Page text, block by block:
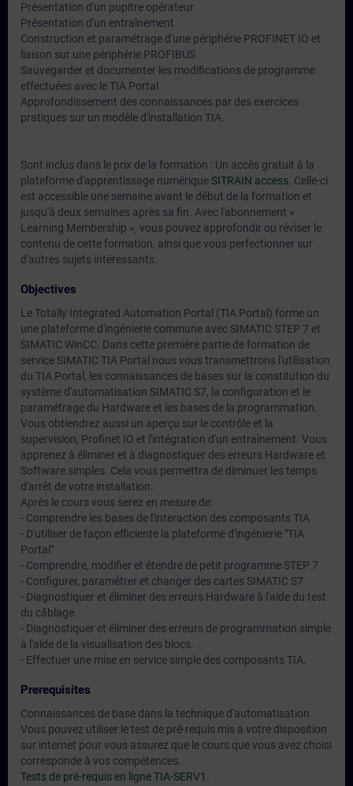
Présentation d'un pupitre opérateur
Présentation d'un entraînement
Construction et paramétrage d'une périphérie PROFINET IO et
liaison sur une périphérie PROFIBUS
Sauvegarder et documenter les modifications de programme
effectuées avec le TIA Portal
Approfondissement des connaissances par des exercices
pratiques sur un modèle d'installation TIA.
Sont inclus dans le prix de la formation : Un accès gratuit à la
plateforme d'apprentissage numériqueSITRAIN access . Celle-ci
est accessible une semaine avant le début de la formation et
jusqu'à deux semaines après sa fin. Avec l'abonnement «
Learning Membership », vous pouvez approfondir ou réviser le
contenu de cette formation, ainsi que vous perfectionner sur
d'autres sujets intéressants.
Objectives
Le Totally Integrated Automation Portal (TIA Portal) forme un
une plateforme d'ingénierie commune avec SIMATIC STEP 7 et
SIMATIC WinCC. Dans cette première partie de formation de
service SIMATIC TIA Portal nous vous transmettrons l'utilisation
du TIA Portal, les connaissances de bases sur la constitution du
système d'automatisation SIMATIC S7, la configuration et le
paramétrage du Hardware et les bases de la programmation.
Vous obtiendrez aussi un aperçu sur le contrôle et la
supervision, Profinet IO et l'intégration d'un entraînement. Vous
apprenez à éliminer et à diagnostiquer des erreurs Hardware et
Software simples. Cela vous permettra de diminuer les temps
d'arrêt de votre installation.
Après le cours vous serez en mesure de:
- Comprendre les bases de l'interaction des composants TIA
- D'utiliser de façon efficiente la plateforme d'ingénierie "TIA
Portal"
- Comprendre, modifier et étendre de petit programme STEP 7
- Configurer, paramétrer et changer des cartes SIMATIC S7
- Diagnostiquer et éliminer des erreurs Hardware à l'aide du test
du câblage.
- Diagnostiquer et éliminer des erreurs de programmation simple
à l'aide de la visualisation des blocs.
- Effectuer une mise en service simple des composants TIA.
Prerequisites
Connaissances de base dans la technique d'automatisation
Vous pouvez utiliser le test de pré-requis mis à votre disposition
sur internet pour vous assurez que le cours que vous avez choisi
corresponde à vos compétences.
Tests de pré-requis en ligne TIA-SERV1